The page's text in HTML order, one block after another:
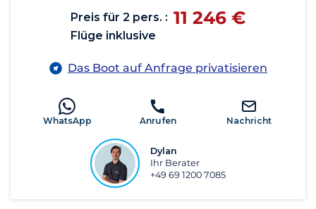
Preis für 2 pers. : 11 246 €
Flüge inklusive
Das Boot auf Anfrage privatisieren
WhatsApp Anrufen Nachricht
Dylan
Ihr Berater
+49 69 1200 7085